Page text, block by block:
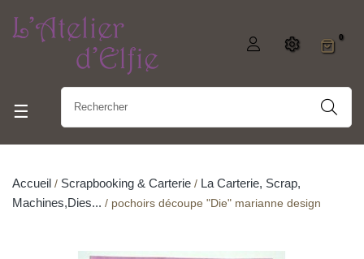
0
Basculer la navigation
☰
Accueil Scrapbooking & Carterie
La Carterie, Scrap,
Machines,dies...
pochoirs découpe "Die" marianne design